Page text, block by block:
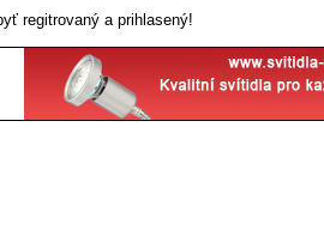
regitrovaný a prihlasený!